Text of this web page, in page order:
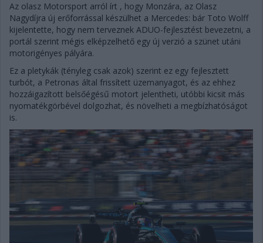
Az olasz Motorsport arról írt , hogy Monzára, az Olasz
Nagydíjra új erőforrással készülhet a Mercedes: bár Toto Wolff
kijelentette, hogy nem terveznek ADUO-fejlesztést bevezetni, a
portál szerint mégis elképzelhető egy új verzió a szünet utáni
motorigényes pályára.
Ez a pletykák (tényleg csak azok) szerint ez egy fejlesztett
turbót, a Petronas által frissített üzemanyagot, és az ehhez
hozzáigazított belsőégésű motort jelentheti, utóbbi kicsit más
nyomatékgörbével dolgozhat, és növelheti a megbízhatóságot
is.